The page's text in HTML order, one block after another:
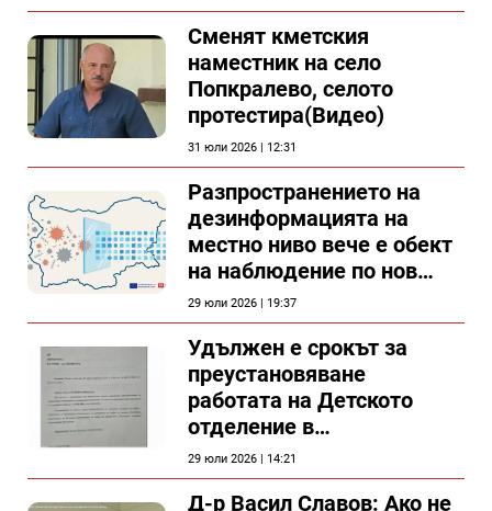
Сменят кметския
наместник на село
Попкралево, селото
протестира(Видео)
31 юли 2026 | 12:31
Разпространението на
дезинформацията на
местно ниво вече е обект
на наблюдение по нов
проект
29 юли 2026 | 19:37
Удължен е срокът за
преустановяване
работата на Детското
отделение в
силистренската болница
29 юли 2026 | 14:21
Д-р Васил Славов: Ако не